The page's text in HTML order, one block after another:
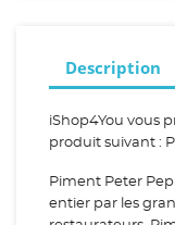
Description
iShop4You vous
produit suivant :
Piment Peter
entier par les